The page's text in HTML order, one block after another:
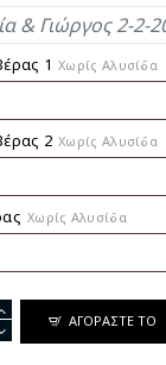
1 Χωρίς Αλυσίδα
2 Χωρίς Αλυσίδα
Χωρίς Αλυσίδα
ΑΓΟΡΆΣΤΕ ΤΟ